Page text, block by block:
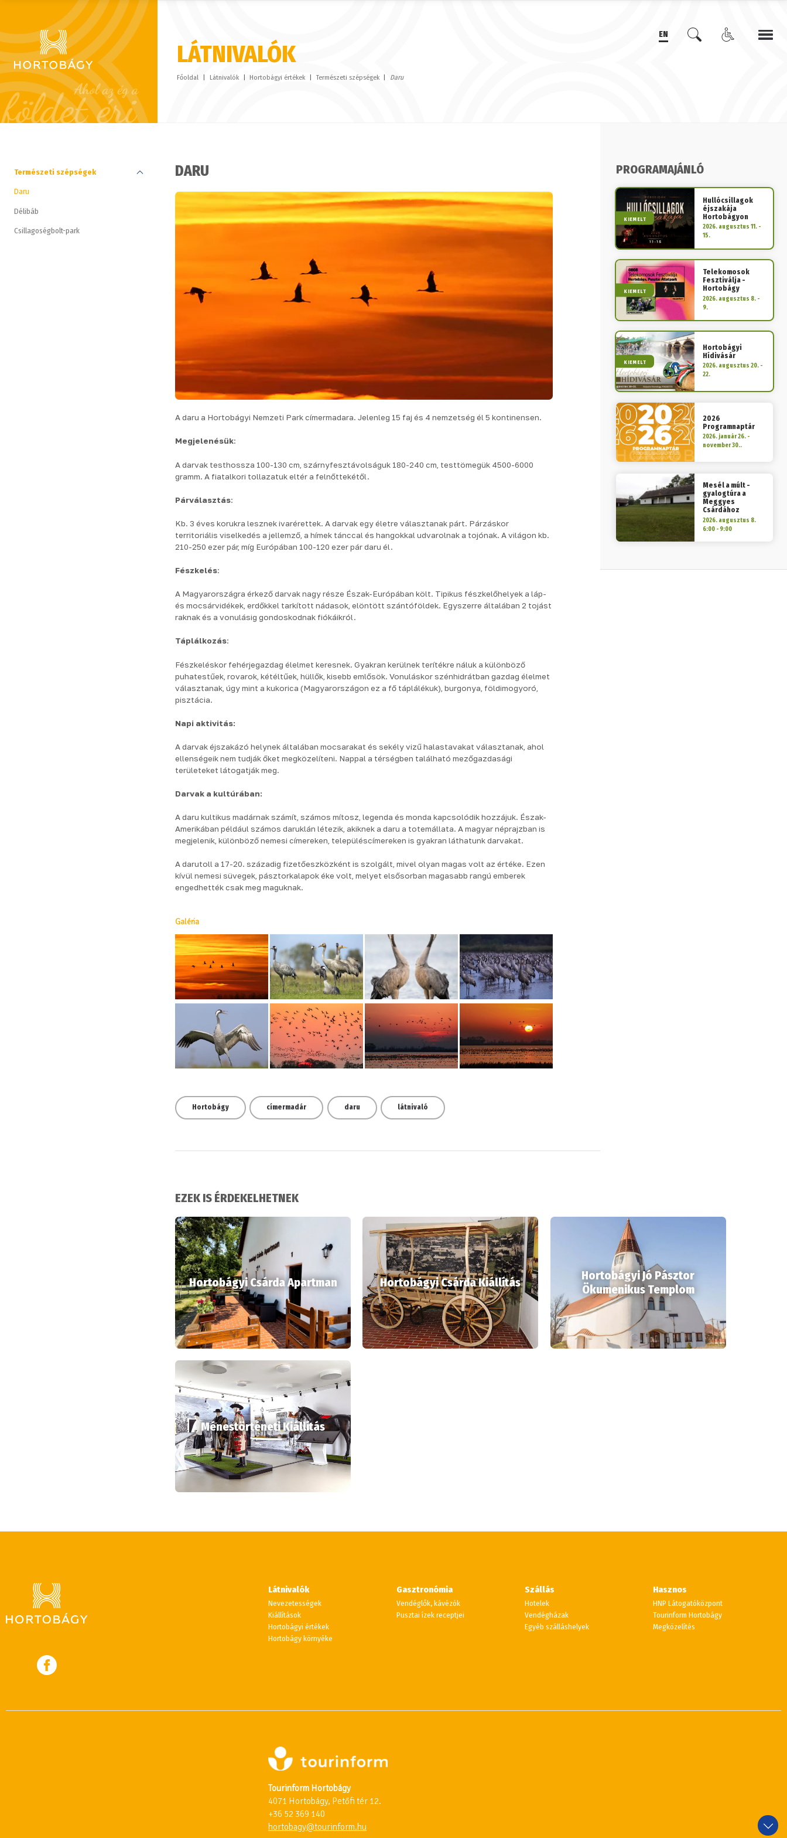
EN
LÁTNIVALÓK
Főoldal Látnivalók Hortobágyi értékek Természeti szépségek Daru
Természeti szépségek
Daru
Délibáb
Csillagoségbolt-park
DARU
A daru a Hortobágyi Nemzeti Park címermadara. Jelenleg 15 faj és 4 nemzetség él 5 kontinensen.
Megjelenésük:
A darvak testhossza 100-130 cm, szárnyfesztávolságuk 180-240 cm, testtömegük 4500-6000
gramm. A fiatalkori tollazatuk eltér a felnőttekétől.
Párválasztás:
Kb. 3 éves korukra lesznek ivarérettek. A darvak egy életre választanak párt. Párzáskor
territoriális viselkedés a jellemző, a hímek tánccal és hangokkal udvarolnak a tojónak. A világon kb.
210-250 ezer pár, míg Európában 100-120 ezer pár daru él.
Fészkelés:
A Magyarországra érkező darvak nagy része Észak-Európában költ. Tipikus fészkelőhelyek a láp-
és mocsárvidékek, erdőkkel tarkított nádasok, elöntött szántóföldek. Egyszerre általában 2 tojást
raknak és a vonulásig gondoskodnak fiókáikról.
Táplálkozás:
Fészkeléskor fehérjegazdag élelmet keresnek. Gyakran kerülnek terítékre náluk a különböző
puhatestűek, rovarok, kétéltűek, hüllők, kisebb emlősök. Vonuláskor szénhidrátban gazdag élelmet
választanak, úgy mint a kukorica (Magyarországon ez a fő táplálékuk), burgonya, földimogyoró,
pisztácia.
Napi aktivitás:
A darvak éjszakázó helynek általában mocsarakat és sekély vizű halastavakat választanak, ahol
ellenségeik nem tudják őket megközelíteni. Nappal a térségben található mezőgazdasági
területeket látogatják meg.
Darvak a kultúrában:
A daru kultikus madárnak számít, számos mítosz, legenda és monda kapcsolódik hozzájuk. Észak-
Amerikában például számos daruklán létezik, akiknek a daru a totemállata. A magyar néprajzban is
megjelenik, különböző nemesi címereken, településcímereken is gyakran láthatunk darvakat.
A darutoll a 17-20. századig fizetőeszközként is szolgált, mivel olyan magas volt az értéke. Ezen
kívül nemesi süvegek, pásztorkalapok éke volt, melyet elsősorban magasabb rangú emberek
engedhették csak meg maguknak.
Galéria
Hortobágy címermadár daru látnivaló
PROGRAMAJÁNLÓ
KIEMELT
Hullócsillagok
éjszakája
Hortobágyon
2026. augusztus 11. -
15.
KIEMELT
Telekomosok
Fesztiválja -
Hortobágy
2026. augusztus 8. -
9.
KIEMELT
Hortobágyi
Hídivásár
2026. augusztus 20. -
22.
2026
Programnaptár
2026. január 26. -
november 30..
Mesél a múlt -
gyalogtúra a
Meggyes
Csárdához
2026. augusztus 8.
6:00 - 9:00
EZEK IS ÉRDEKELHETNEK
Hortobágyi Csárda Apartman Hortobágyi Csárda Kiállítás
Hortobágyi Jó Pásztor
Ökumenikus Templom
Ménestörténeti Kiállítás
Látnivalók
Nevezetességek
Kiállítások
Hortobágyi értékek
Hortobágy környéke
Gasztronómia
Vendéglők, kávézók
Pusztai ízek receptjei
Szállás
Hotelek
Vendégházak
Egyéb szálláshelyek
Hasznos
HNP Látogatóközpont
Tourinform Hortobágy
Megközelítés
Tourinform Hortobágy
4071 Hortobágy, Petőfi tér 12.
+36 52 369 140
hortobagy@tourinform.hu